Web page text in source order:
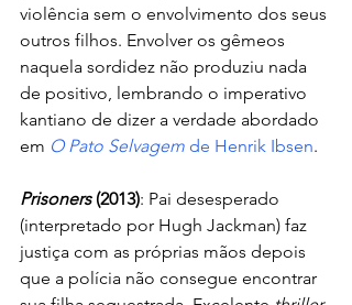
violência sem o envolvimento dos seus
outros filhos. Envolver os gêmeos
naquela sordidez não produziu nada
de positivo, lembrando o imperativo
kantiano de dizer a verdade abordado
em O Pato Selvagem de Henrik Ibsen.
Prisoners (2013): Pai desesperado
(interpretado por Hugh Jackman) faz
justiça com as próprias mãos depois
que a polícia não consegue encontrar